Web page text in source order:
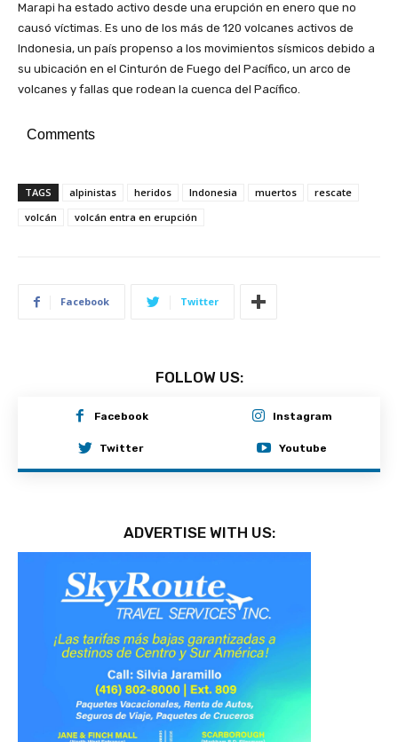
Marapi ha estado activo desde una erupción en enero que no
causó víctimas. Es uno de los más de 120 volcanes activos de
Indonesia, un país propenso a los movimientos sísmicos debido a
su ubicación en el Cinturón de Fuego del Pacífico, un arco de
volcanes y fallas que rodean la cuenca del Pacífico.
Comments
TAGS alpinistas heridos Indonesia muertos
rescate
volcán
volcán entra en erupción
Facebook Twitter
FOLLOW US:
Facebook Instagram
Twitter Youtube
ADVERTISE WITH US: